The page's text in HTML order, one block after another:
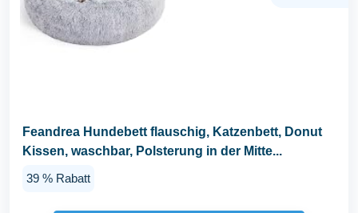
Feandrea Hundebett flauschig, Katzenbett, Donut
Kissen, waschbar, Polsterung in der Mitte...
39 % Rabatt